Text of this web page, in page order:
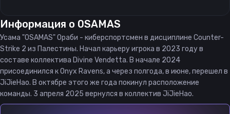
Информация о 0SAMAS
Усама "0SAMAS" Ораби - киберспортсмен в дисциплине Counter-
Strike 2 из Палестины. Начал карьеру игрока в 2023 году в
составе коллектива Divine Vendetta. В начале 2024
присоединился к Onyx Ravens, а через полгода, в июне, перешел в
JiJieHao. В октябре этого же года покинул расположение
команды. 3 апреля 2025 вернулся в коллектив JiJieHao.